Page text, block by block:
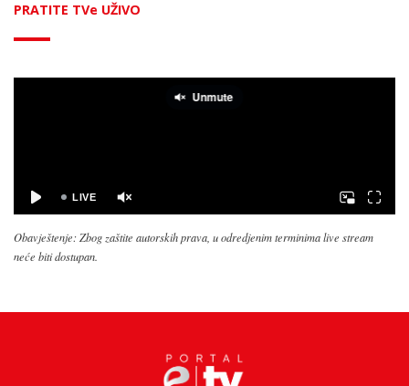
PRATITE TVe UŽIVO
Obavještenje: Zbog zaštite autorskih prava, u odredjenim terminima live stream
neće biti dostupan.